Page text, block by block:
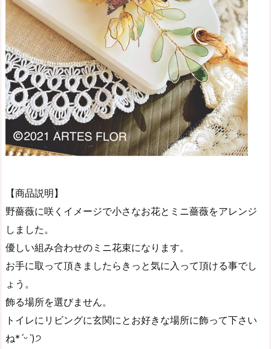
【商品説明】
野薔薇に咲くイメージで小さなお花とミニ薔薇をアレンジ
しました。
優しい組み合わせのミニ花束になります。
お手に取って頂きましたらきっと気に入って頂ける事でし
ょう。
飾る場所を選びません。
トイレにリビングに玄関にとお好きな場所に飾って下さい
ね*ˊᵕˋ)੭